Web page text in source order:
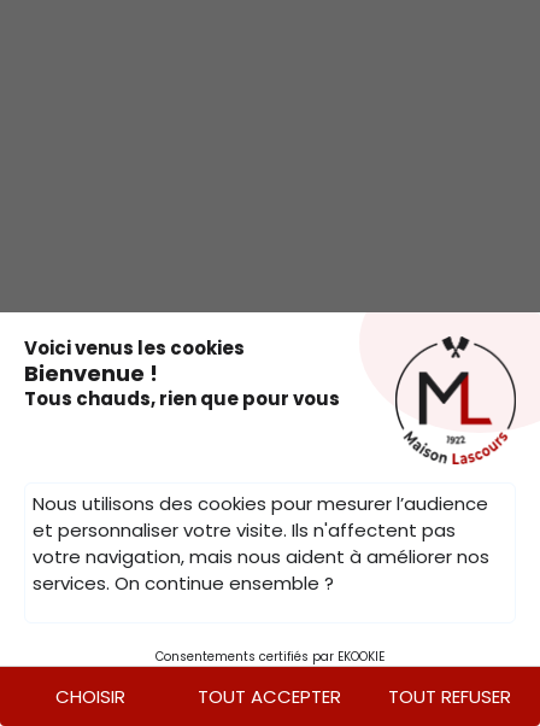
Voici venus les cookies
Bienvenue !
Tous chauds, rien que pour vous
Nous utilisons des cookies pour mesurer l’audience
et personnaliser votre visite. Ils n'affectent pas
votre navigation, mais nous aident à améliorer nos
services. On continue ensemble ?
Consentements certifiés par EKOOKIE
CHOISIR TOUT ACCEPTER TOUT REFUSER